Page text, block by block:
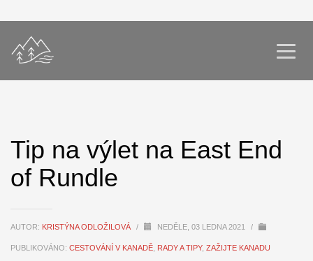
Tip na výlet na East End
of Rundle
AUTOR: KRISTÝNA ODLOŽILOVÁ / NEDĚLE, 03 LEDNA 2021 /
PUBLIKOVÁNO: CESTOVÁNÍ V KANADĚ RADY A TIPY, ZAŽIJTE KANADU